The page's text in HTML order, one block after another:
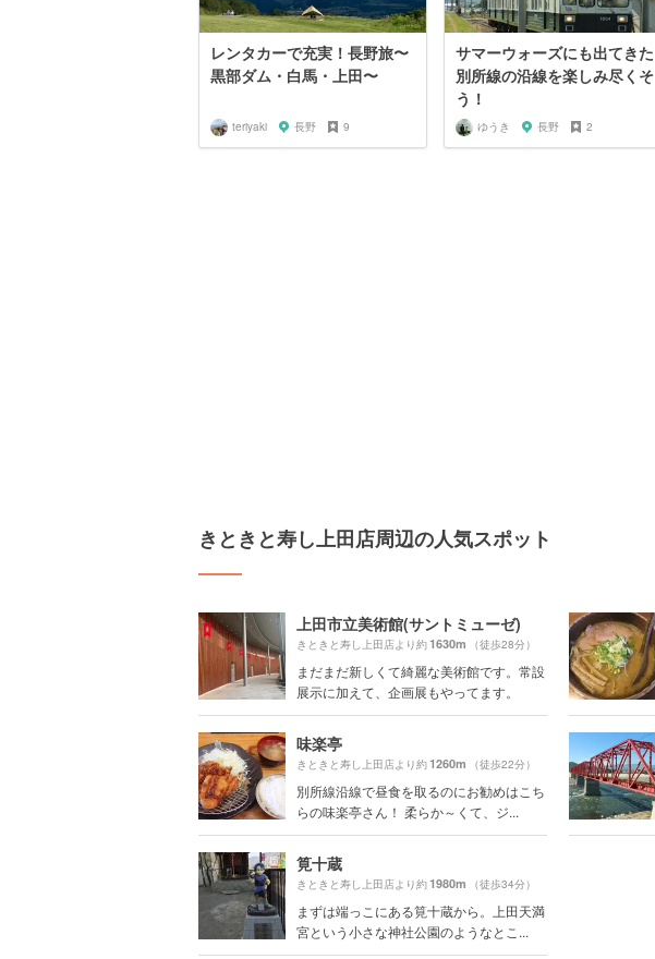
レンタカーで充実！長野旅〜
黒部ダム・白馬・上田〜
teriyaki 長野 9
サマーウォーズにも出てきた
別所線の沿線を楽しみ尽くそ
う！
ゆうき 長野 2
きときと寿し上田店周辺の人気スポット
上田市立美術館(サントミューゼ)
きときと寿し上田店より約1630m （徒歩28分）
まだまだ新しくて綺麗な美術館です。常設
展示に加えて、企画展もやってます。
味楽亭
きときと寿し上田店より約1260m （徒歩22分）
別所線沿線で昼食を取るのにお勧めはこち
らの味楽亭さん！ 柔らか～くて、ジ...
筧十蔵
きときと寿し上田店より約1980m （徒歩34分）
まずは端っこにある筧十蔵から。上田天満
宮という小さな神社公園のようなとこ...